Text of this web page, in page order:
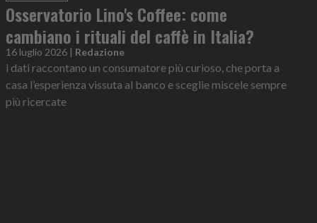
Osservatorio Lino's Coffee: come
cambiano i rituali del caffè in Italia?
16 luglio 2026 | Redazione
i dati raccontano un consumatore più curioso, che porta a
casa l’esperienza vissuta al banco e sceglie miscele sempre
più ricercate